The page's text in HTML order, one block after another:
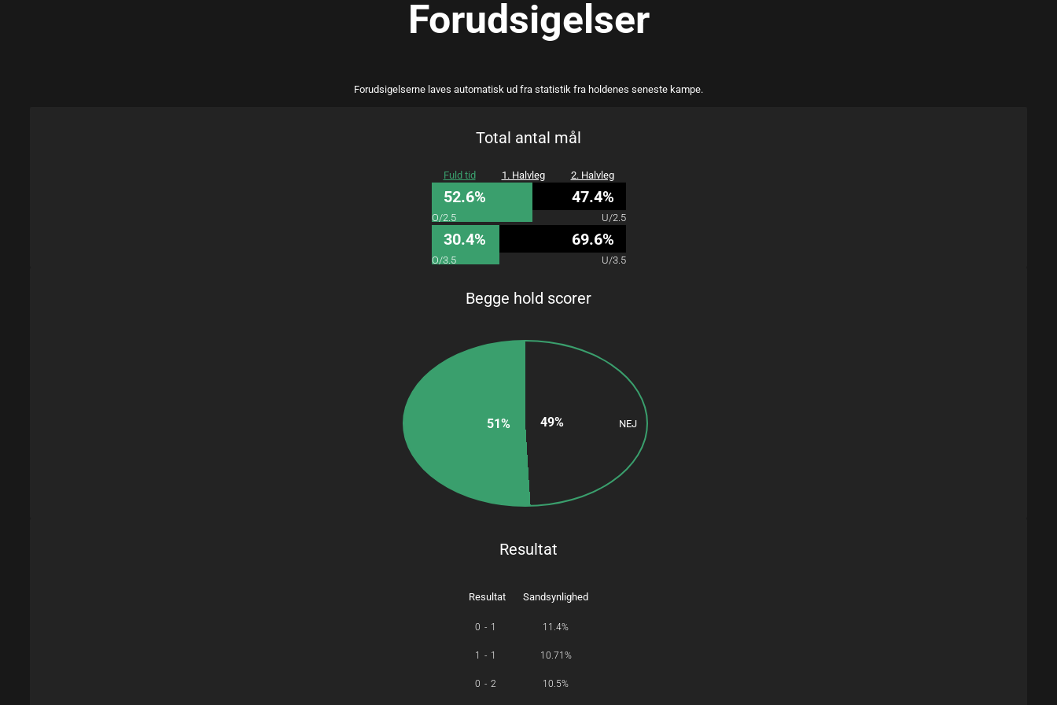
Forudsigelser
Forudsigelserne laves automatisk ud fra statistik fra holdenes seneste kampe.
Total antal mål
Fuld tid 1. Halvleg 2. Halvleg
52.6% 47.4%
O/2.5 U/2.5
30.4% 69.6%
O/3.5 U/3.5
Begge hold scorer
NEJ
Resultat
Resultat Sandsynlighed
0-1 11.4%
1-1 10.71%
0-2 10.5%